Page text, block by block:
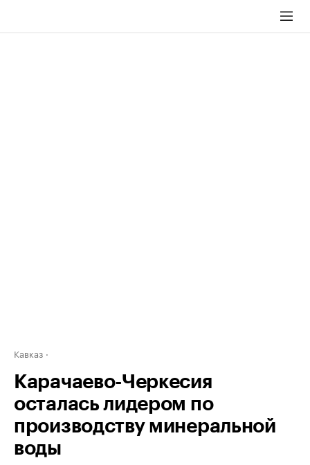
Кавказ
Карачаево-Черкесия
осталась лидером по
производству минеральной
воды